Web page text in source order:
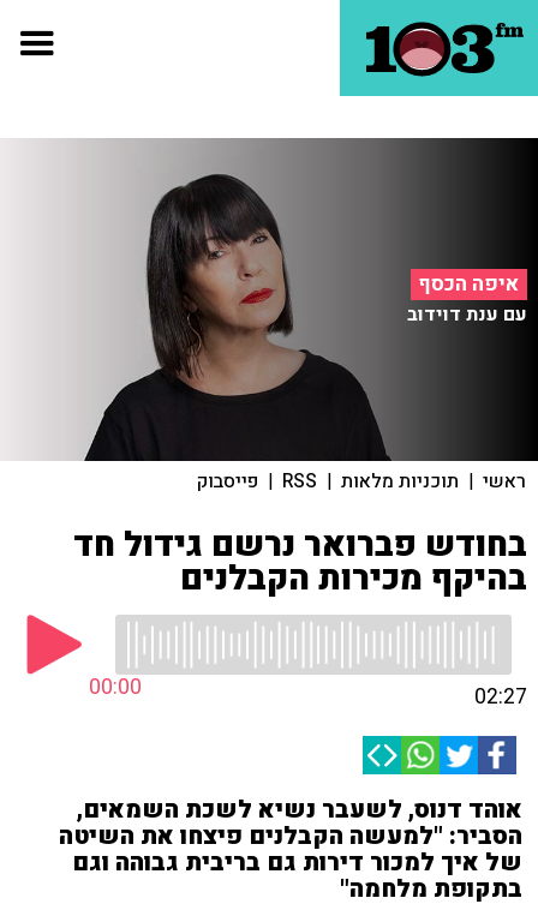
איפה הכסף
עם ענת דוידוב
ראשי | תוכניות מלאות |
RSS
| פייסבוק
בחודש פברואר נרשם גידול חד
בהיקף מכירות הקבלנים
00:00 02:27
אוהד דנוס, לשעבר נשיא לשכת השמאים,
הסביר: "למעשה הקבלנים פיצחו את השיטה
של איך למכור דירות גם בריבית גבוהה וגם
בתקופת מלחמה"